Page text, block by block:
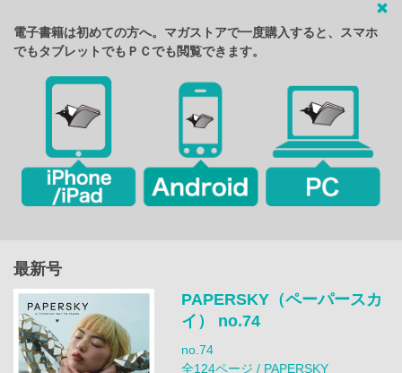
電子書籍は初めての方へ。マガストアで一度購入すると、スマホ
でもタブレットでもＰＣでも閲覧できます。
最新号
PAPERSKY（ペーパースカ
イ） no.74
no.74
全124ページ / PAPERSKY